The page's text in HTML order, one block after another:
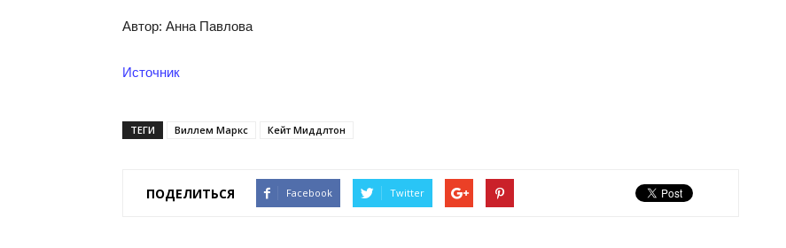
Автор: Анна Павлова
Источник
ТЕГИ Виллем Маркс Кейт Миддлтон
ПОДЕЛИТЬСЯ Facebook Twitter